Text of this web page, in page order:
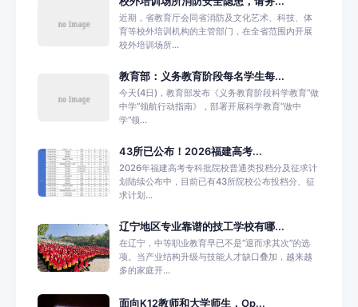
近期，省教育厅会同省消防及文化艺术、科技、体
育等校外培训机构的主管部门，在全省范围内开展
校外培训场所...
教育部：义务教育阶段每名学生每...
今天(4日)，教育部发布《义务教育阶段科学教育“做
中学”领航行动指南》，部署开展科学教育“做中
学”领...
43所已公布！2026福建高考...
2026年福建高考专科批院校普通类投档分及征求计
划陆续公布中，目前已有43所院校公布投档分、征
求计划...
辽宁地区专业靠谱的技工学校有哪...
在辽宁，中等职业教育早已不是“退而求其次”的选
项。当产业结构升级与技能人才缺口叠加，越来越
多的家庭开...
面向K12教师和大学师生，Op...